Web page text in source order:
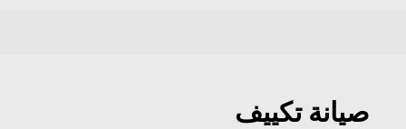
صيانة تكييف